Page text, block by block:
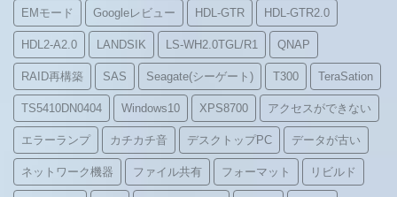
EMモード Googleレビュー HDL-GTR HDL-GTR2.0
HDL2-A2.0 LANDSIK LS-WH2.0TGL/R1 QNAP
RAID再構築 SAS Seagate(シーゲート) T300 TeraSation
TS5410DN0404 Windows10 XPS8700 アクセスができない
エラーランプ カチカチ音 デスクトップPC データが古い
ネットワーク機器 ファイル共有 フォーマット リビルド